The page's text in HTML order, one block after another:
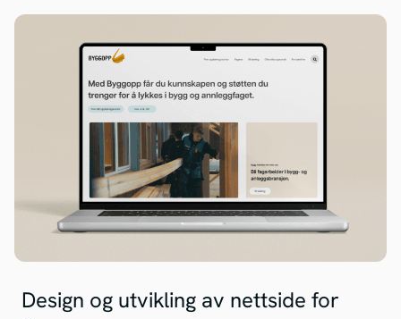
Design og utvikling av nettside for